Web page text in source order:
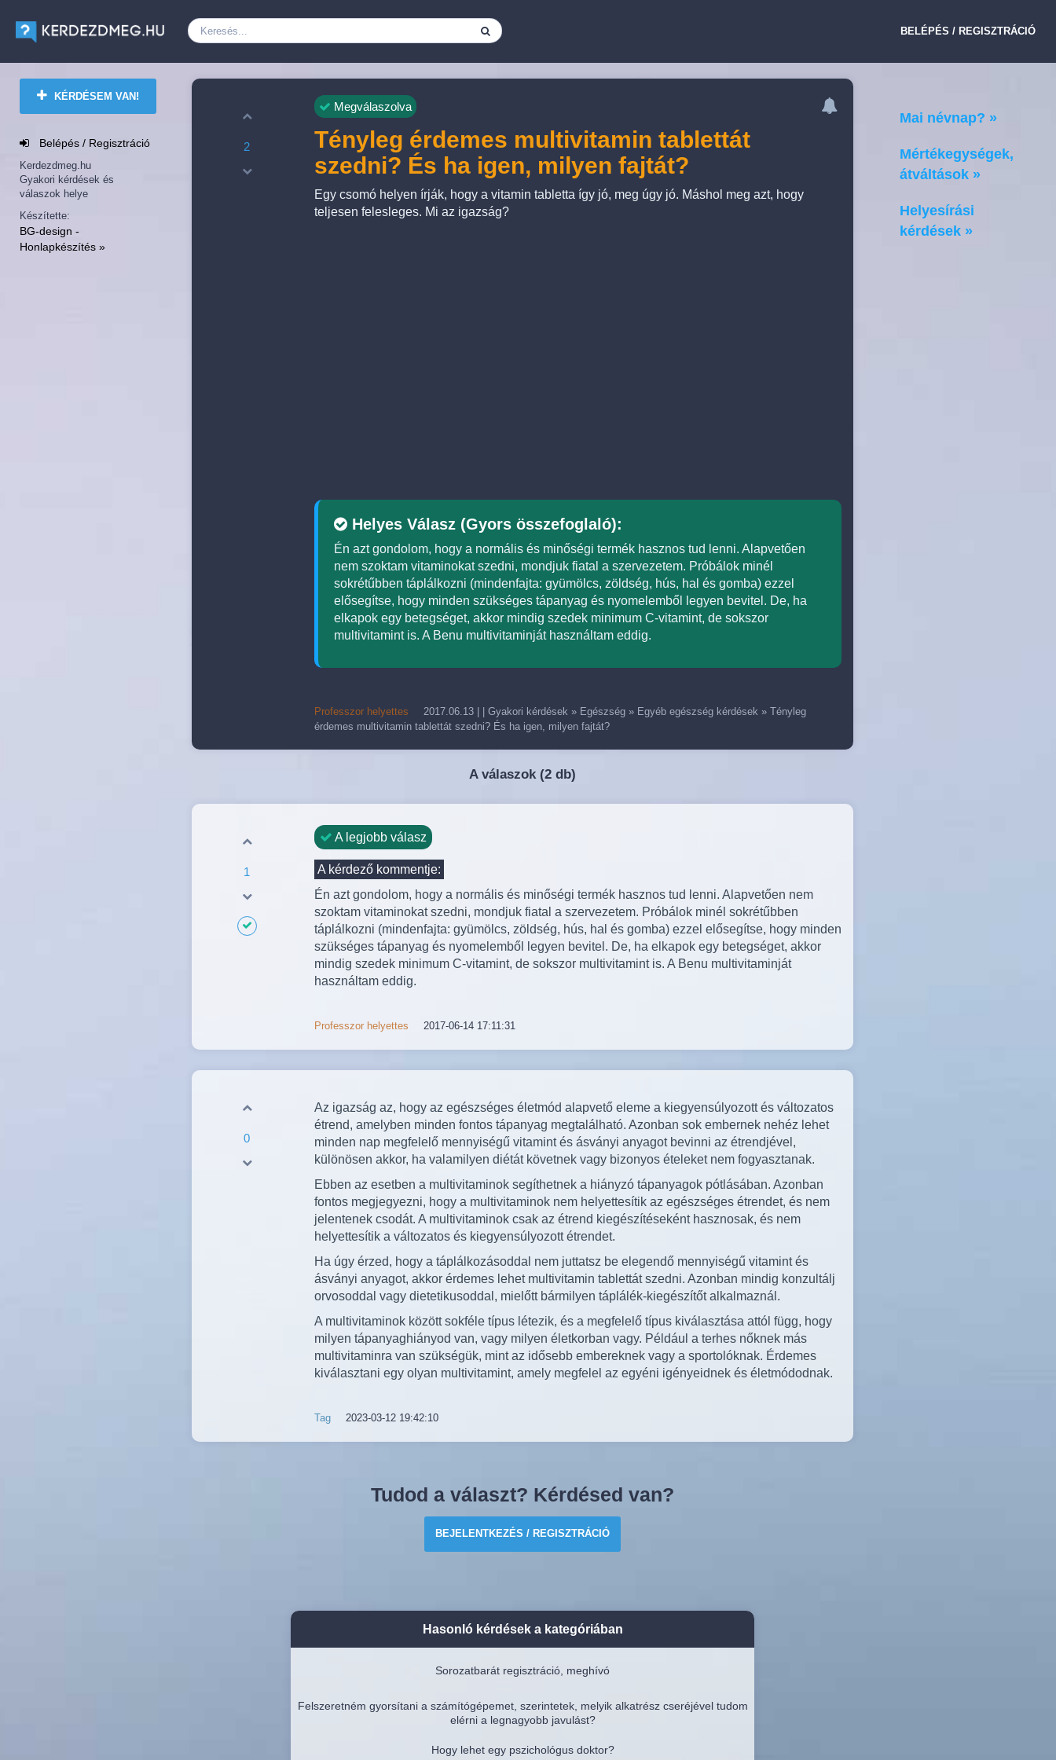
BELÉPÉS / REGISZTRÁCIÓ
KÉRDÉSEM VAN!
Belépés / Regisztráció
Kerdezdmeg.hu
Gyakori kérdések és
válaszok helye
Készítette:
BG-design -
Honlapkészítés »
2
Megválaszolva
Tényleg érdemes multivitamin tablettát
szedni? És ha igen, milyen fajtát?
Egy csomó helyen írják, hogy a vitamin tabletta így jó, meg úgy jó. Máshol meg azt, hogy
teljesen felesleges. Mi az igazság?
Helyes Válasz (Gyors összefoglaló):
Én azt gondolom, hogy a normális és minőségi termék hasznos tud lenni. Alapvetően
nem szoktam vitaminokat szedni, mondjuk fiatal a szervezetem. Próbálok minél
sokrétűbben táplálkozni (mindenfajta: gyümölcs, zöldség, hús, hal és gomba) ezzel
elősegítse, hogy minden szükséges tápanyag és nyomelemből legyen bevitel. De, ha
elkapok egy betegséget, akkor mindig szedek minimum C-vitamint, de sokszor
multivitamint is. A Benu multivitaminját használtam eddig.
Professzor helyettes 2017.06.13 Gyakori kérdések » Egészség» Egyéb egészség kérdések » Tényleg
érdemes multivitamin tablettát szedni? És ha igen, milyen fajtát?
A válaszok (2 db)
1
A legjobb válasz
A kérdező kommentje:
Én azt gondolom, hogy a normális és minőségi termék hasznos tud lenni. Alapvetően nem
szoktam vitaminokat szedni, mondjuk fiatal a szervezetem. Próbálok minél sokrétűbben
táplálkozni (mindenfajta: gyümölcs, zöldség, hús, hal és gomba) ezzel elősegítse, hogy minden
szükséges tápanyag és nyomelemből legyen bevitel. De, ha elkapok egy betegséget, akkor
mindig szedek minimum C-vitamint, de sokszor multivitamint is. A Benu multivitaminját
használtam eddig.
Professzor helyettes 2017-06-14 17:11:31
0
Az igazság az, hogy az egészséges életmód alapvető eleme a kiegyensúlyozott és változatos
étrend, amelyben minden fontos tápanyag megtalálható. Azonban sok embernek nehéz lehet
minden nap megfelelő mennyiségű vitamint és ásványi anyagot bevinni az étrendjével,
különösen akkor, ha valamilyen diétát követnek vagy bizonyos ételeket nem fogyasztanak.
Ebben az esetben a multivitaminok segíthetnek a hiányzó tápanyagok pótlásában. Azonban
fontos megjegyezni, hogy a multivitaminok nem helyettesítik az egészséges étrendet, és nem
jelentenek csodát. A multivitaminok csak az étrend kiegészítéseként hasznosak, és nem
helyettesítik a változatos és kiegyensúlyozott étrendet.
Ha úgy érzed, hogy a táplálkozásoddal nem juttatsz be elegendő mennyiségű vitamint és
ásványi anyagot, akkor érdemes lehet multivitamin tablettát szedni. Azonban mindig konzultálj
orvosoddal vagy dietetikusoddal, mielőtt bármilyen táplálék-kiegészítőt alkalmaznál.
A multivitaminok között sokféle típus létezik, és a megfelelő típus kiválasztása attól függ, hogy
milyen tápanyaghiányod van, vagy milyen életkorban vagy. Például a terhes nőknek más
multivitaminra van szükségük, mint az idősebb embereknek vagy a sportolóknak. Érdemes
kiválasztani egy olyan multivitamint, amely megfelel az egyéni igényeidnek és életmódodnak.
Tag 2023-03-12 19:42:10
Tudod a választ? Kérdésed van?
BEJELENTKEZÉS / REGISZTRÁCIÓ
Hasonló kérdések a kategóriában
Sorozatbarát regisztráció, meghívó
Felszeretném gyorsítani a számítógépemet, szerintetek, melyik alkatrész cseréjével tudom
elérni a legnagyobb javulást?
Hogy lehet egy pszichológus doktor?
Mai névnap? »
Mértékegységek,
átváltások »
Helyesírási
kérdések »